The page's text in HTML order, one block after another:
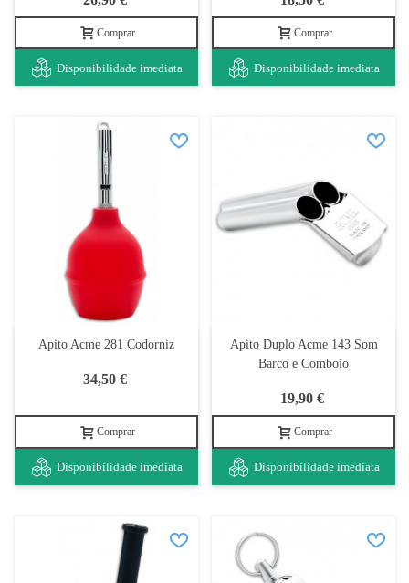
Comprar
Disponibilidade imediata
Comprar
Disponibilidade imediata
Apito Acme 281 Codorniz
34,50 €
Comprar
Disponibilidade imediata
Apito Duplo Acme 143 Som
Barco e Comboio
19,90 €
Comprar
Disponibilidade imediata